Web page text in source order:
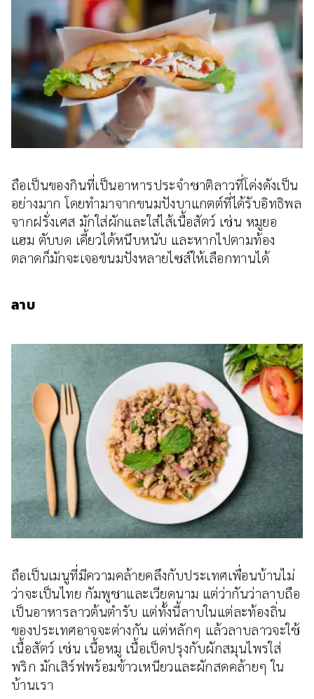
ถือเป็นของกินที่เป็นอาหารประจําชาติลาวที่โด่งดังเป็น
อย่างมาก โดยทำมาจากขนมปังบาแกตต์ที่ได้รับอิทธิพล
จากฝรั่งเศส มักใส่ผักและใส่ไส้เนื้อสัตว์ เช่น หมูยอ
แฮม ตับบด เคี้ยวได้หนึบหนับ และหากไปตามท้อง
ตลาดก็มักจะเจอขนมปังหลายไซส์ให้เลือกทานได้
ลาบ
ถือเป็นเมนูที่มีความคล้ายคลึงกับประเทศเพื่อนบ้านไม่
ว่าจะเป็นไทย กัมพูชาและเวียดนาม แต่ว่ากันว่าลาบถือ
เป็นอาหารลาวต้นตำรับ แต่ทั้งนี้ลาบในแต่ละท้องถิ่น
ของประเทศอาจจะต่างกัน แต่หลักๆ แล้วลาบลาวจะใช้
เนื้อสัตว์ เช่น เนื้อหมู เนื้อเป็ดปรุงกับผักสมุนไพรใส่
พริก มักเสิร์ฟพร้อมข้าวเหนียวและผักสดคล้ายๆ ใน
บ้านเรา